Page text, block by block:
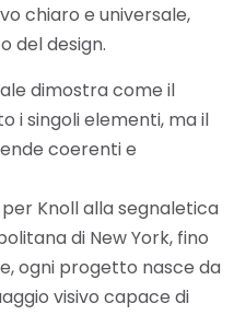
chiaro e universale,
del design.
dimostra come il
i singoli elementi, ma il
coerenti e
Knoll alla segnaletica
di New York, fino
ogni progetto nasce da
visivo capace di